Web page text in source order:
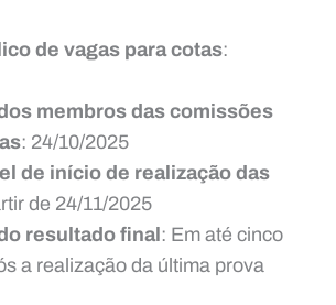
de vagas para cotas:
membros das comissões
: 24/10/2025
de início de realização das
de 24/11/2025
resultado final: Em até cinco
a realização da última prova